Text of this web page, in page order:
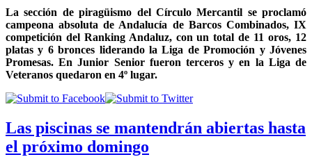
La sección de piragüismo del Círculo Mercantil se proclamó
campeona absoluta de Andalucía de Barcos Combinados, IX
competición del Ranking Andaluz, con un total de 11 oros, 12
platas y 6 bronces liderando la Liga de Promoción y Jóvenes
Promesas. En Junior Senior fueron terceros y en la Liga de
Veteranos quedaron en 4º lugar.
Las piscinas se mantendrán abiertas hasta
el próximo domingo